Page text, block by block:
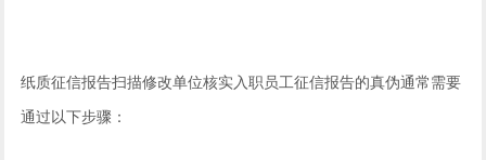
纸质征信报告扫描修改单位核实入职员工征信报告的真伪通常需要
通过以下步骤：